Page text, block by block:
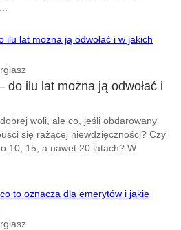
do ilu lat można ją odwołać i
woli, ale co, jeśli obdarowany
się rażącej niewdzięczności? Czy
10, 15, a nawet 20 latach? W